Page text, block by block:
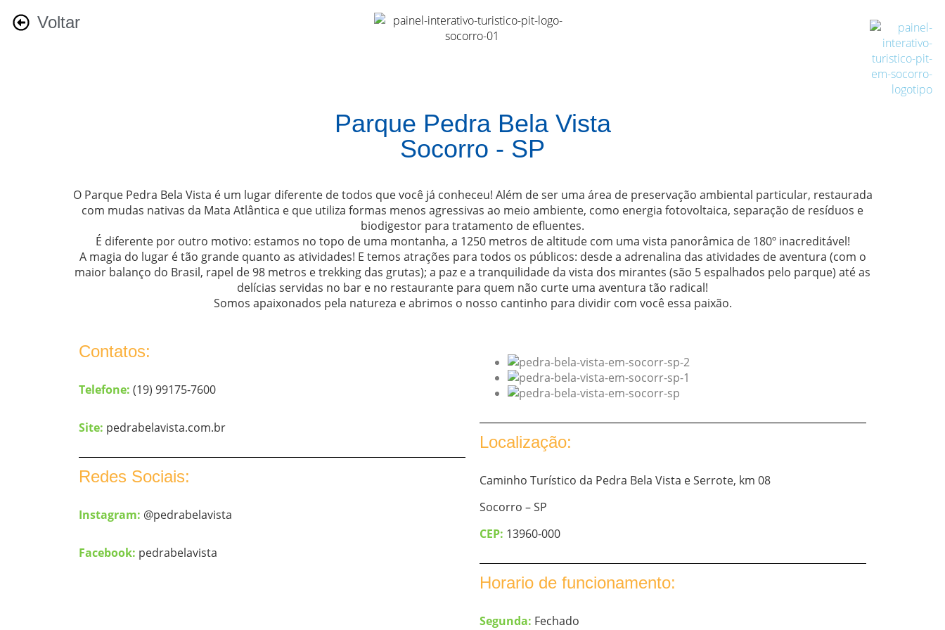
Voltar
Parque Pedra Bela Vista
Socorro - SP
O Parque Pedra Bela Vista é um lugar diferente de todos que você já conheceu! Além de ser uma área de preservação ambiental particular, restaurada
com mudas nativas da Mata Atlântica e que utiliza formas menos agressivas ao meio ambiente, como energia fotovoltaica, separação de resíduos e
biodigestor para tratamento de efluentes.
É diferente por outro motivo: estamos no topo de uma montanha, a 1250 metros de altitude com uma vista panorâmica de 180º inacreditável!
A magia do lugar é tão grande quanto as atividades! E temos atrações para todos os públicos: desde a adrenalina das atividades de aventura (com o
maior balanço do Brasil, rapel de 98 metros e trekking das grutas); a paz e a tranquilidade da vista dos mirantes (são 5 espalhados pelo parque) até as
delícias servidas no bar e no restaurante para quem não curte uma aventura tão radical!
Somos apaixonados pela natureza e abrimos o nosso cantinho para dividir com você essa paixão.
Contatos:
Telefone: (19) 99175-7600
Site: pedrabelavista.com.br
Redes Sociais:
Instagram: @pedrabelavista
Facebook: pedrabelavista
Localização:
Caminho Turístico da Pedra Bela Vista e Serrote, km 08
Socorro – SP
CEP: 13960-000
Horario de funcionamento:
Segunda: Fechado